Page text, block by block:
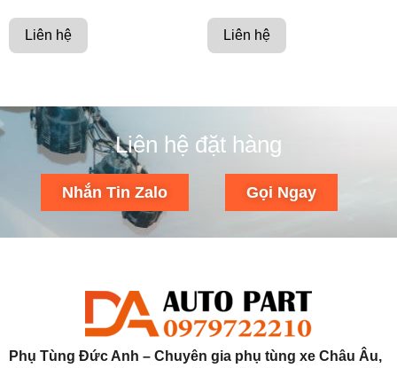
Liên hệ Liên hệ
Liên hệ đặt hàng
Nhắn Tin Zalo Gọi Ngay
Phụ Tùng Đức Anh – Chuyên gia phụ tùng xe Châu Âu,